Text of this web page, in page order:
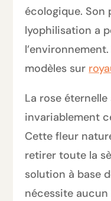
écologique. Son
lyophilisation a
modèles sur
La rose
invariablement
Cette fleur
retirer toute la
solution à base
nécessite